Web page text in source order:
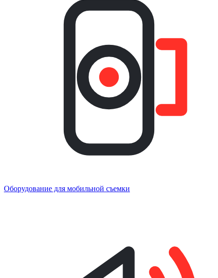
Оборудование для мобильной съемки